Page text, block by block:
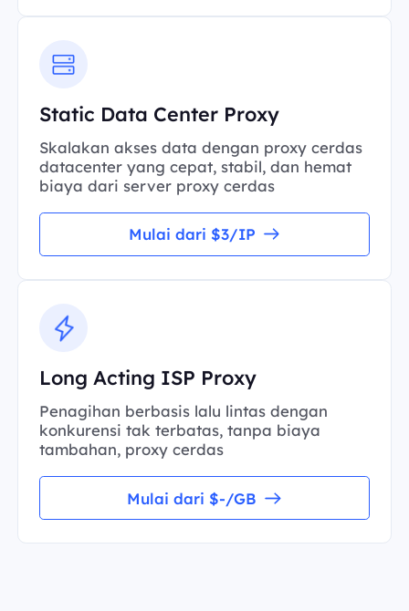
Static Data Center Proxy
Skalakan akses data dengan proxy cerdas
datacenter yang cepat, stabil, dan hemat
biaya dari server proxy cerdas
Mulai dari $3/IP
Long Acting ISP Proxy
Penagihan berbasis lalu lintas dengan
konkurensi tak terbatas, tanpa biaya
tambahan, proxy cerdas
Mulai dari $-/GB